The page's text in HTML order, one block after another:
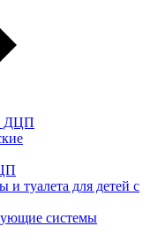
ДЦП
и туалета для детей с
системы